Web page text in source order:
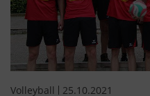
Volleyball 25.10.2021